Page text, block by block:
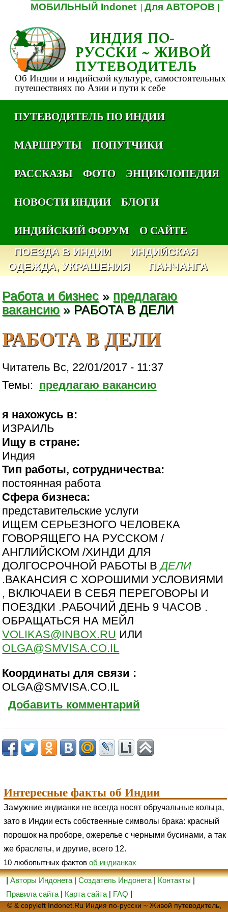
МОБИЛЬНЫЙ Indonet |Для АВТОРОВ
ИНДИЯ ПО-
РУССКИ ~ ЖИВОЙ
ПУТЕВОДИТЕЛЬ
Об Индии и индийской культуре, самостоятельных
путешествиях по Азии и пути к себе
ПУТЕВОДИТЕЛЬ ПО ИНДИИ
МАРШРУТЫ
ПОПУТЧИКИ
РАССКАЗЫ
ФОТО
ЭНЦИКЛОПЕДИЯ
НОВОСТИ ИНДИИ
БЛОГИ
ИНДИЙСКИЙ ФОРУМ
О САЙТЕ
ПОЕЗДА В ИНДИИ
ИНДИЙСКАЯ
ОДЕЖДА, УКРАШЕНИЯ
ПАНЧАНГА
Работа и бизнес » предлагаю
вакансию » РАБОТА В ДЕЛИ
РАБОТА В ДЕЛИ
Читатель Вс, 22/01/2017 - 11:37
Темы: предлагаю вакансию
я нахожусь в:
ИЗРАИЛЬ
Ищу в стране:
Индия
Тип работы, сотрудничества:
постоянная работа
Сфера бизнеса:
представительские услуги
ИЩЕМ СЕРЬЕЗНОГО ЧЕЛОВЕКА
ГОВОРЯЩЕГО НА РУССКОМ /
АНГЛИЙСКОМ /ХИНДИ ДЛЯ
ДОЛГОСРОЧНОЙ РАБОТЫ ВДЕЛИ
.ВАКАНСИЯ С ХОРОШИМИ УСЛОВИЯМИ
, ВКЛЮЧАЕИ В СЕБЯ ПЕРЕГОВОРЫ И
ПОЕЗДКИ .РАБОЧИЙ ДЕНЬ 9 ЧАСОВ .
ОБРАЩАТЬСЯ НА МЕЙЛ
VOLIKAS@INBOX.RU ИЛИ
OLGA@SMVISA.CO.IL
Координаты для связи :
OLGA@SMVISA.CO.IL
Добавить комментарий
Интересные факты об Индии
Замужние индианки не всегда носят обручальные кольца,
зато в Индии есть собственные символы брака: красный
порошок на проборе, ожерелье с черными бусинами, а так
же браслеты, и другие, всего 12.
10 любопытных фактов об индианках
|Авторы Индонета|Создатель Индонета|Контакты|
Правила сайта
Карта сайта | FAQ
© & copyleft Indonet.Ru Индия по-русски ~ Живой путеводитель,